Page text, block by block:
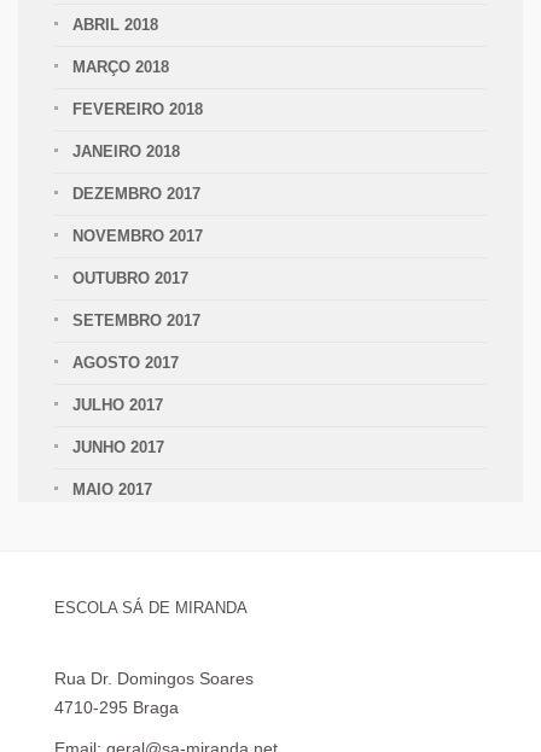
ABRIL 2018
MARÇO 2018
FEVEREIRO 2018
JANEIRO 2018
DEZEMBRO 2017
NOVEMBRO 2017
OUTUBRO 2017
SETEMBRO 2017
AGOSTO 2017
JULHO 2017
JUNHO 2017
MAIO 2017
ESCOLA SÁ DE MIRANDA
Rua Dr. Domingos Soares
4710-295 Braga